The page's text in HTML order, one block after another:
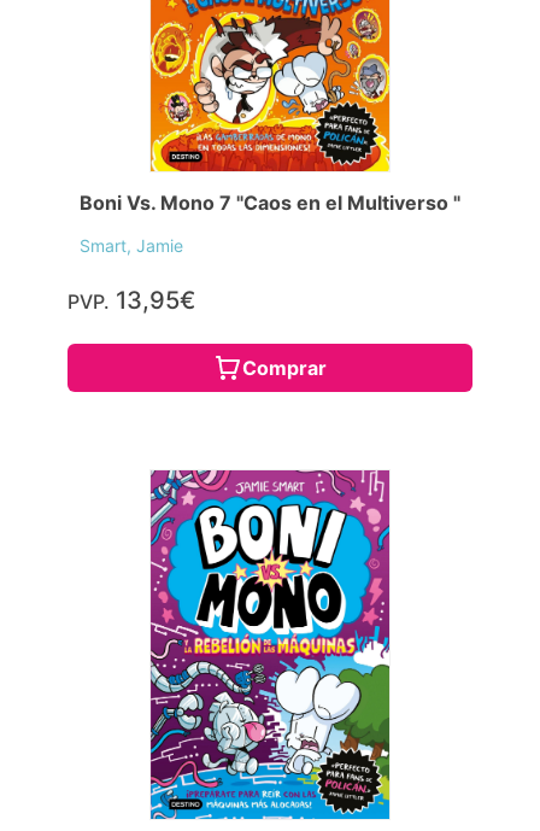
Boni Vs. Mono 7 "Caos en el Multiverso "
Smart, Jamie
PVP. 13,95€
Comprar